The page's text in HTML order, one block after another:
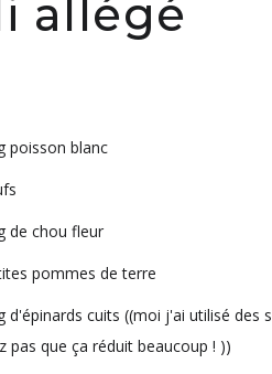
allégé
poisson blanc
de chou fleur
pommes de terre
d'épinards cuits ((moi j'ai utilisé des
pas que ça réduit beaucoup ! ))